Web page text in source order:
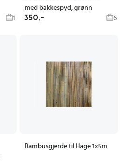
1
med bakkespyd, grønn
350,- 6
Bambusgjerde til Hage 1x5m